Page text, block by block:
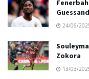
Guessand
24/06/
Zokora
13/03/